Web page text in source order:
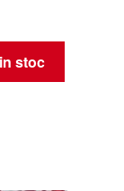
stoc